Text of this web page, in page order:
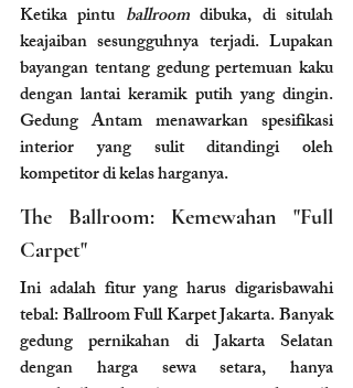
Ketika pintu ballroom dibuka, di situlah
keajaiban sesungguhnya terjadi. Lupakan
bayangan tentang gedung pertemuan kaku
dengan lantai keramik putih yang dingin.
Gedung Antam menawarkan spesifikasi
interior yang sulit ditandingi oleh
kompetitor di kelas harganya.
The Ballroom: Kemewahan "Full
Carpet"
Ini adalah fitur yang harus digarisbawahi
tebal: Ballroom Full Karpet Jakarta. Banyak
gedung pernikahan di Jakarta Selatan
dengan harga sewa setara, hanya